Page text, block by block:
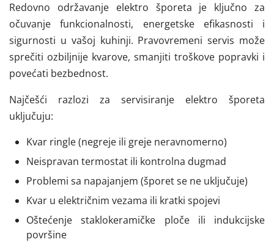
Redovno održavanje elektro šporeta je ključno za
očuvanje funkcionalnosti, energetske efikasnosti i
sigurnosti u vašoj kuhinji. Pravovremeni servis može
sprečiti ozbiljnije kvarove, smanjiti troškove popravki i
povećati bezbednost.
Najčešći razlozi za servisiranje elektro šporeta
uključuju:
Kvar ringle (negreje ili greje neravnomerno)
Neispravan termostat ili kontrolna dugmad
Problemi sa napajanjem (šporet se ne uključuje)
Kvar u električnim vezama ili kratki spojevi
Oštećenje staklokeramičke ploče ili indukcijske
površine